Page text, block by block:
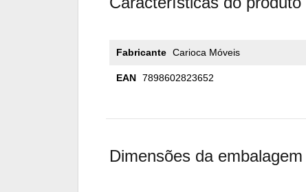
Fabricante Carioca Móveis
EAN 7898602823652
Dimensões da embalagem